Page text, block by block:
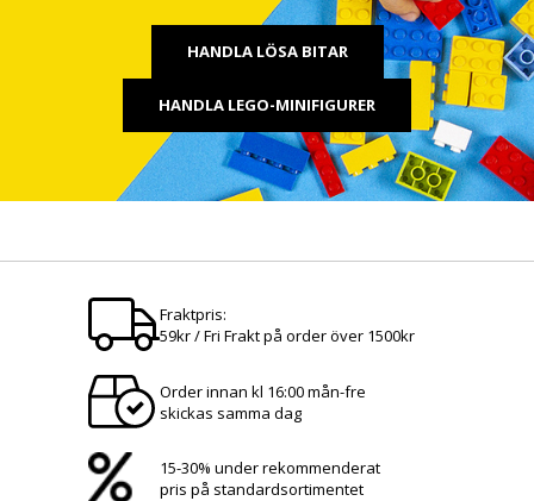
HANDLA LÖSA BITAR
HANDLA LEGO-MINIFIGURER
Fraktpris:
59kr / Fri Frakt på order över 1500kr
Order innan kl 16:00 mån-fre
skickas samma dag
15-30% under rekommenderat
pris på standardsortimentet